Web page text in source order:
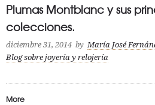
Plumas Montblanc y sus
colecciones.
diciembre 31, 2014 by María José
Blog sobre joyería y relojería
More